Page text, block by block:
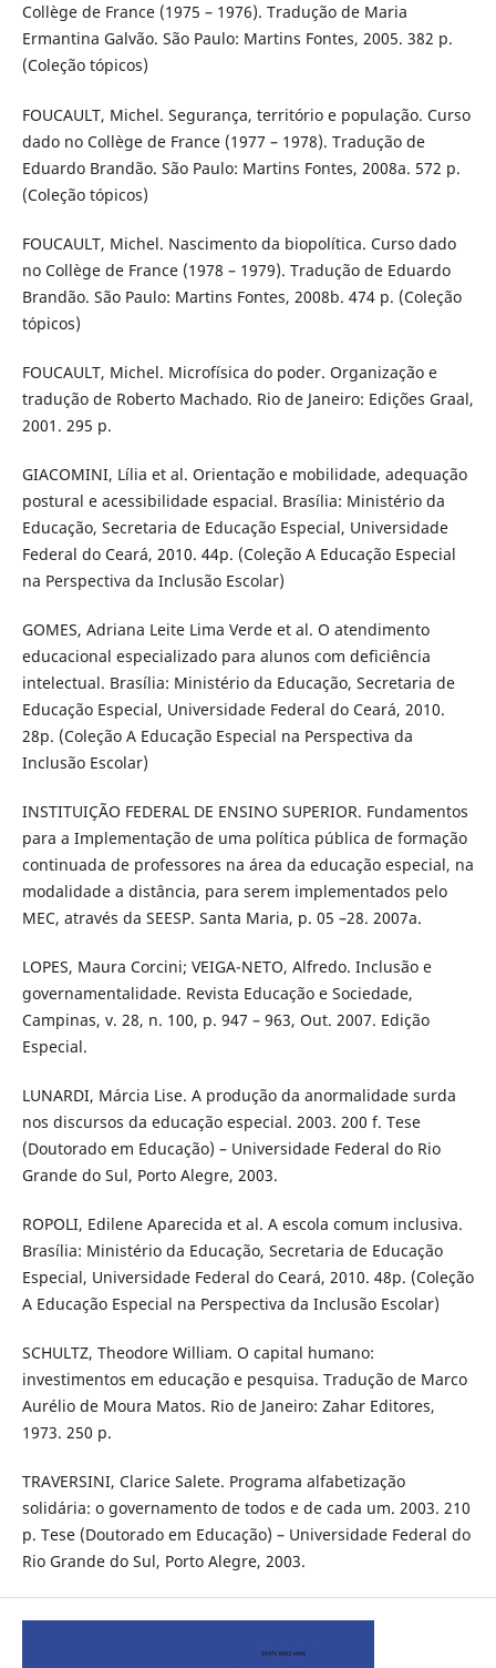
Collège de France (1975 – 1976). Tradução de Maria
Ermantina Galvão. São Paulo: Martins Fontes, 2005. 382 p.
(Coleção tópicos)
FOUCAULT, Michel. Segurança, território e população. Curso
dado no Collège de France (1977 – 1978). Tradução de
Eduardo Brandão. São Paulo: Martins Fontes, 2008a. 572 p.
(Coleção tópicos)
FOUCAULT, Michel. Nascimento da biopolítica. Curso dado
no Collège de France (1978 – 1979). Tradução de Eduardo
Brandão. São Paulo: Martins Fontes, 2008b. 474 p. (Coleção
tópicos)
FOUCAULT, Michel. Microfísica do poder. Organização e
tradução de Roberto Machado. Rio de Janeiro: Edições Graal,
2001. 295 p.
GIACOMINI, Lília et al. Orientação e mobilidade, adequação
postural e acessibilidade espacial. Brasília: Ministério da
Educação, Secretaria de Educação Especial, Universidade
Federal do Ceará, 2010. 44p. (Coleção A Educação Especial
na Perspectiva da Inclusão Escolar)
GOMES, Adriana Leite Lima Verde et al. O atendimento
educacional especializado para alunos com deficiência
intelectual. Brasília: Ministério da Educação, Secretaria de
Educação Especial, Universidade Federal do Ceará, 2010.
28p. (Coleção A Educação Especial na Perspectiva da
Inclusão Escolar)
INSTITUIÇÃO FEDERAL DE ENSINO SUPERIOR. Fundamentos
para a Implementação de uma política pública de formação
continuada de professores na área da educação especial, na
modalidade a distância, para serem implementados pelo
MEC, através da SEESP. Santa Maria, p. 05 –28. 2007a.
LOPES, Maura Corcini; VEIGA-NETO, Alfredo. Inclusão e
governamentalidade. Revista Educação e Sociedade,
Campinas, v. 28, n. 100, p. 947 – 963, Out. 2007. Edição
Especial.
LUNARDI, Márcia Lise. A produção da anormalidade surda
nos discursos da educação especial. 2003. 200 f. Tese
(Doutorado em Educação) – Universidade Federal do Rio
Grande do Sul, Porto Alegre, 2003.
ROPOLI, Edilene Aparecida et al. A escola comum inclusiva.
Brasília: Ministério da Educação, Secretaria de Educação
Especial, Universidade Federal do Ceará, 2010. 48p. (Coleção
A Educação Especial na Perspectiva da Inclusão Escolar)
SCHULTZ, Theodore William. O capital humano:
investimentos em educação e pesquisa. Tradução de Marco
Aurélio de Moura Matos. Rio de Janeiro: Zahar Editores,
1973. 250 p.
TRAVERSINI, Clarice Salete. Programa alfabetização
solidária: o governamento de todos e de cada um. 2003. 210
p. Tese (Doutorado em Educação) – Universidade Federal do
Rio Grande do Sul, Porto Alegre, 2003.